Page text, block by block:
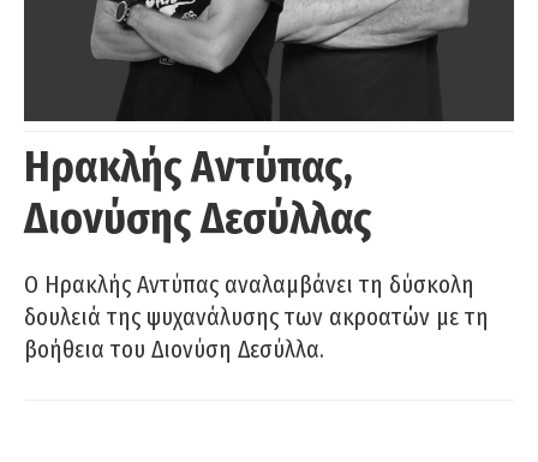
Ηρακλής Αντύπας,
Διονύσης Δεσύλλας
Ο Ηρακλής Αντύπας αναλαμβάνει τη δύσκολη
δουλειά της ψυχανάλυσης των ακροατών με τη
βοήθεια του Διονύση Δεσύλλα.